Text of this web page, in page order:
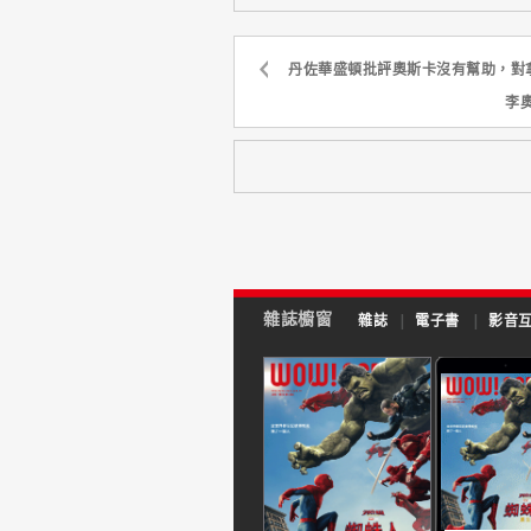
丹佐華盛頓批評奧斯卡沒有幫助，
李
雜誌櫥窗 雜誌 | 電子書 | 影音